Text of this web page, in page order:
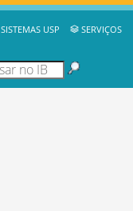
SISTEMAS USP SERVIÇOS